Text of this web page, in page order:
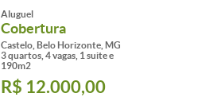
Aluguel
Cobertura
Castelo, Belo Horizonte, MG
3 quartos, 4 vagas, 1 suite e
190m2
R$ 12.000,00